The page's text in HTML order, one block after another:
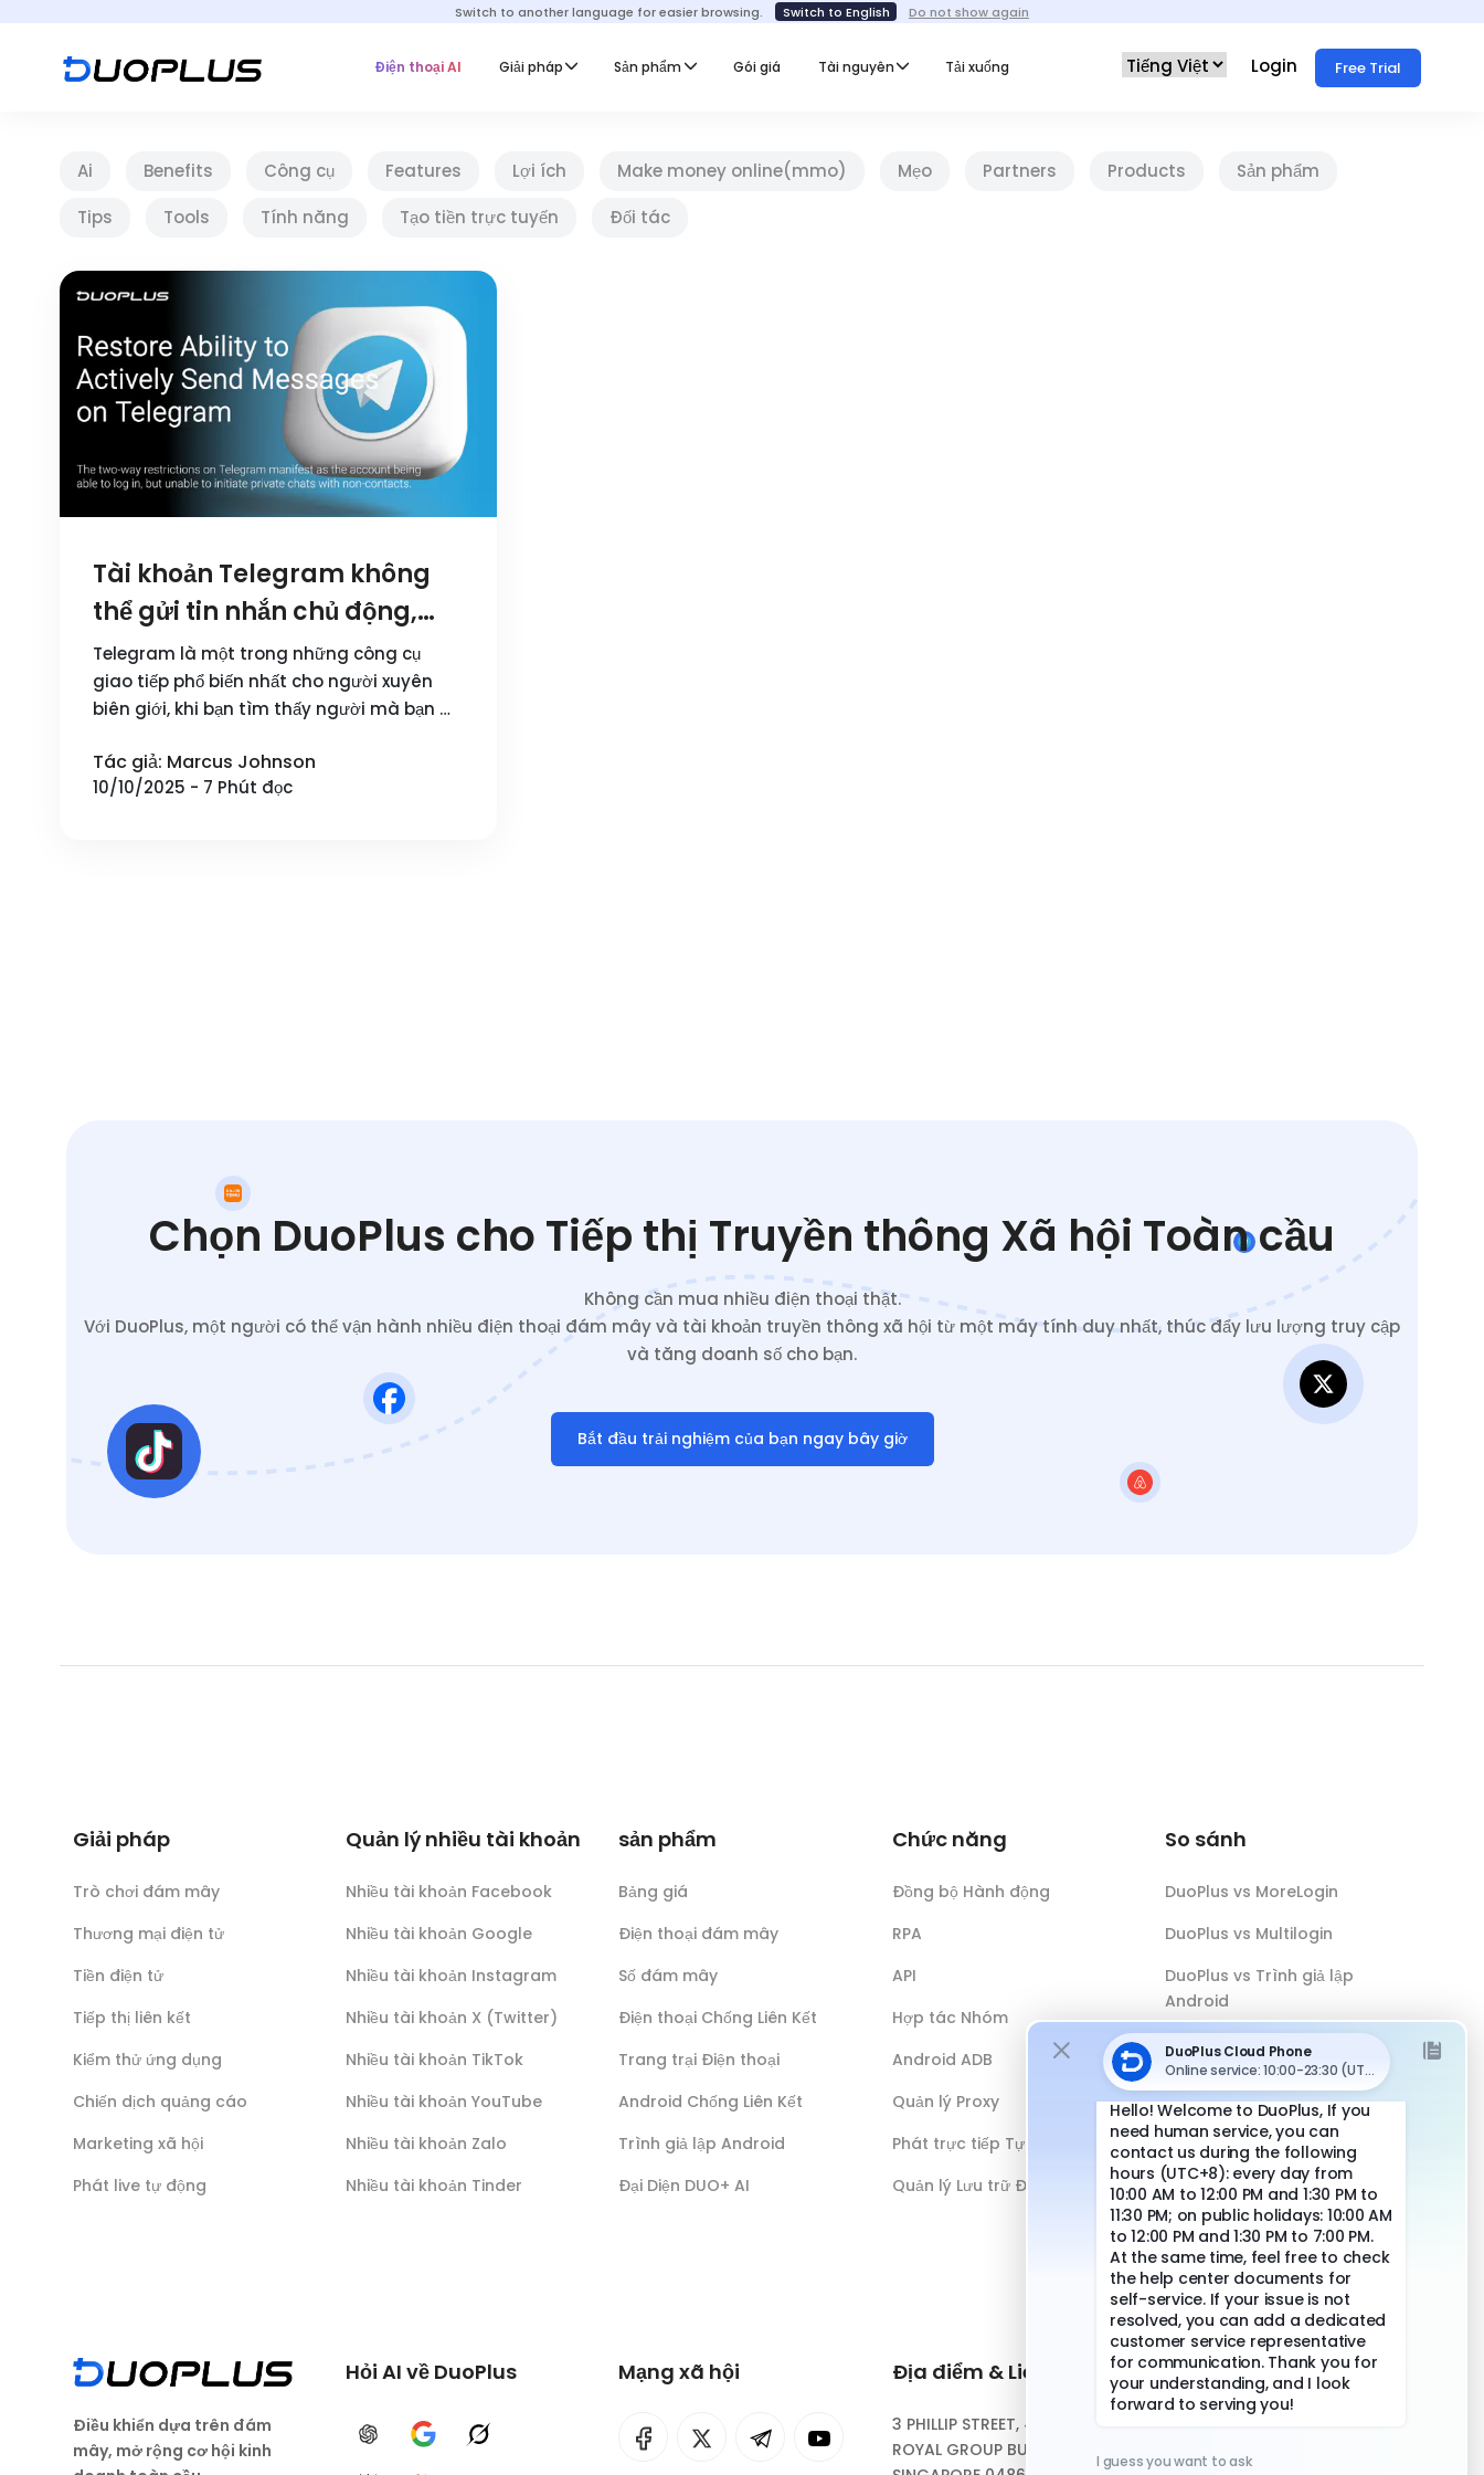
Switch to another language for easier browsing. Switch to English Do not show again
Điện thoại AI Giải pháp Sản phẩm Gói giá Tài nguyên Tải xuống Login Free Trial
Ai Benefits Công cụ Features Lợi ích Make money online(mmo) Mẹo Partners Products
Sản phẩm
Tips
Tools Tính năng Tạo tiền trực tuyến Đối tác
Tài khoản Telegram không
thể gửi tin nhắn chủ động,
làm thế nào để giải quyết giới
hạn hai chiều này?
Telegram là một trong những công cụ
giao tiếp phổ biến nhất cho người xuyên
biên giới, khi bạn tìm thấy người mà bạn …
Tác giả: Marcus Johnson
10/10/2025 - 7 Phút đọc
Chọn DuoPlus cho Tiếp thị Truyền thông Xã hội Toàn cầu
Không cần mua nhiều điện thoại thật.
Với DuoPlus, một người có thể vận hành nhiều điện thoại đám mây và tài khoản truyền thông xã hội từ một máy tính duy nhất, thúc đẩy lưu lượng truy cập
và tăng doanh số cho bạn.
Bắt đầu trải nghiệm của bạn ngay bây giờ
Giải pháp
Trò chơi đám mây
Thương mại điện tử
Tiền điện tử
Tiếp thị liên kết
Kiểm thử ứng dụng
Chiến dịch quảng cáo
Marketing xã hội
Phát live tự động
Quản lý nhiều tài khoản
Nhiều tài khoản Facebook
Nhiều tài khoản Google
Nhiều tài khoản Instagram
Nhiều tài khoản X (Twitter)
Nhiều tài khoản TikTok
Nhiều tài khoản YouTube
Nhiều tài khoản Zalo
Nhiều tài khoản Tinder
sản phẩm
Bảng giá
Điện thoại đám mây
Số đám mây
Điện thoại Chống Liên Kết
Trang trại Điện thoại
Android Chống Liên Kết
Trình giả lập Android
Đại Diện DUO+ AI
Chức năng
Đồng bộ Hành động
RPA
API
Hợp tác Nhóm
Android ADB
Quản lý Proxy
Phát trực tiếp Tự động
Quản lý Lưu trữ Đám mây
So sánh
DuoPlus vs MoreLogin
DuoPlus vs Multilogin
DuoPlus vs Trình giả lập
Android
DuoPlus vs Antidetect Browser
DuoPlus vs Điện thoại vật lý
Điều khiển dựa trên đám
mây, mở rộng cơ hội kinh
Hỏi AI về DuoPlus
ChatGPTGoogle AIGrok
Mạng xã hội Địa điểm & Liên hệ
3 PHILLIP STREET, #10-04,
ROYAL GROUP BUILDING,
Liên kết nhanh
Tải xuống Ứng dụng